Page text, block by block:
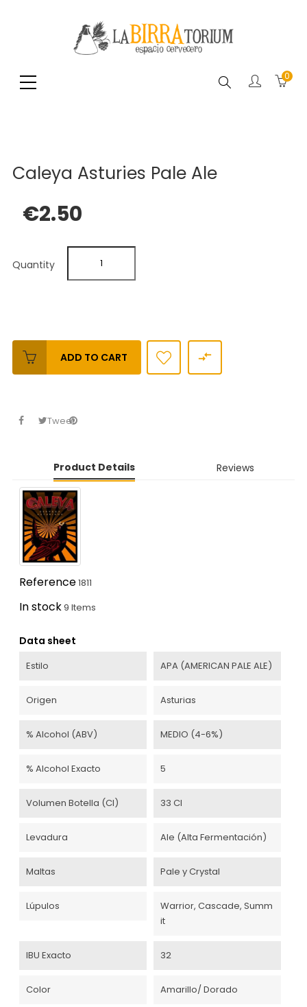
Search 0
Caleya Asturies Pale Ale
€2.50
Quantity
ADD TO CART 
Tweet
Product Details Reviews
Reference1811
In stock9 Items
Data sheet
Estilo APA (AMERICAN PALE ALE)
Origen Asturias
% Alcohol (ABV) MEDIO (4-6%)
% Alcohol Exacto 5
Volumen Botella (cl) 33 Cl
Levadura Ale (Alta Fermentación)
Maltas Pale y Crystal
Lúpulos
Warrior, Cascade, Summ
it
IBU Exacto 32
Color Amarillo/ Dorado